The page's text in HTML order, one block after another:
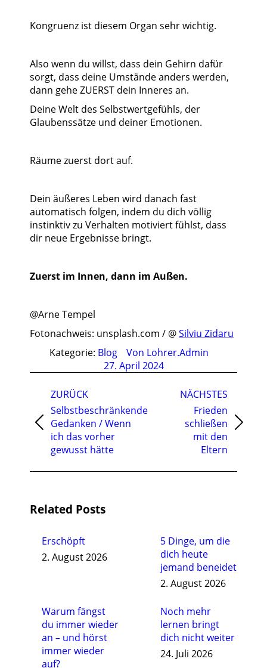
Kongruenz ist diesem Organ sehr wichtig.
Also wenn du willst, dass dein Gehirn dafür
sorgt, dass deine Umstände anders werden,
dann gehe ZUERST dein Inneres an.
Deine Welt des Selbstwertgefühls, der
Glaubenssätze und deiner Emotionen.
Räume zuerst dort auf.
Dein äußeres Leben wird danach fast
automatisch folgen, indem du dich völlig
instinktiv zu Verhalten motiviert fühlst, dass
dir neue Ergebnisse bringt.
Zuerst im Innen, dann im Außen.
@Arne Tempel
Fotonachweis: unsplash.com / @Silviu Zidaru
Kategorie: Blog Von Lohrer.Admin
27. April 2024
ZURÜCK
Vorheriger
Beitrag:
Selbstbeschränkende
Gedanken / Wenn
ich das vorher
gewusst hätte
NÄCHSTES
Nächster
Beitrag:
Frieden
schließen
mit den
Eltern
Related Posts
Erschöpft
2. August 2026
5 Dinge, um die
dich heute
jemand beneidet
2. August 2026
Warum fängst
du immer wieder
an – und hörst
immer wieder
auf?
Noch mehr
lernen bringt
dich nicht weiter
24. Juli 2026